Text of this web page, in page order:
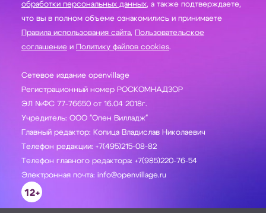
обработки персональных данных, а также подтверждаете,
что вы в полном объеме ознакомились и принимаете
Правила использования сайта, Пользовательское
соглашение и Политику файлов cookies.
Сетевое издание openvillage
Регистрационный номер РОСКОМНАДЗОР
ЭЛ №ФС 77-76650 от 16.04 2018г.
Учредитель: ООО "Опен Вилладж"
Главный редактор: Копица Владислав Николаевич
Телефон редакции: +7(495)215-08-82
Телефон главного редактора: +7(985)220-76-54
Электронная почта: info@openvillage.ru
12+